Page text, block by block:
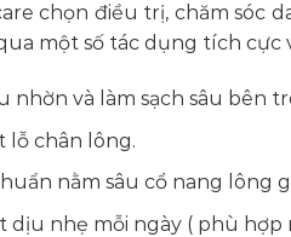
chọn điều trị, chăm sóc
một số tác dụng tích cực
nhờn và làm sạch sâu bên
lỗ chân lông.
nằm sâu cổ nang lông
dịu nhẹ mỗi ngày ( phù hợp